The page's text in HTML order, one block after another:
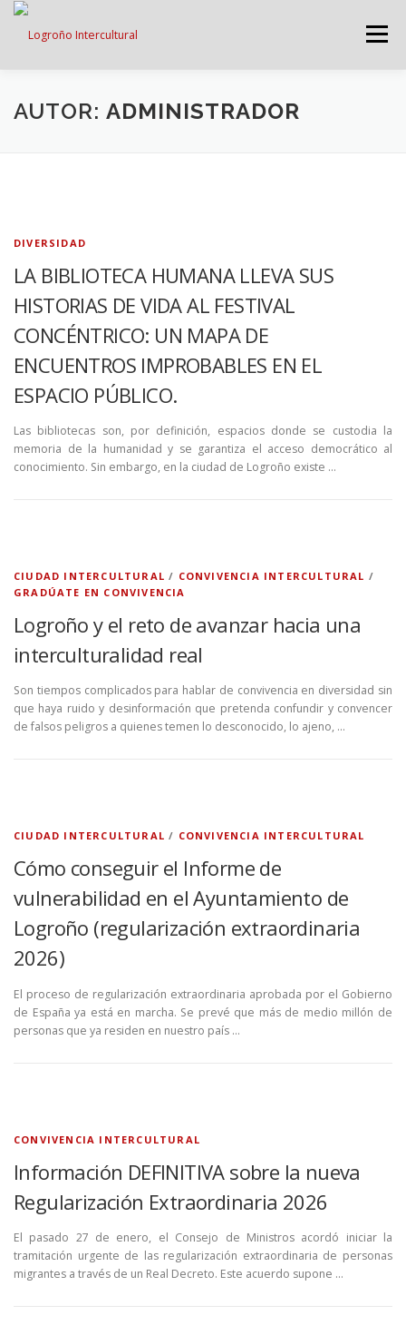
Saltar
Menú
LOGROÑO INTERCULTURAL
GRADÚATE EN CONVIVENCIA
RECURSOS PUNTO DE ACOGIDA
AUTOR: ADMINISTRADOR
DIVERSIDAD
LA BIBLIOTECA HUMANA LLEVA SUS
HISTORIAS DE VIDA AL FESTIVAL
CONCÉNTRICO: UN MAPA DE
ENCUENTROS IMPROBABLES EN EL
ESPACIO PÚBLICO.
Las bibliotecas son, por definición, espacios donde se custodia la
memoria de la humanidad y se garantiza el acceso democrático al
conocimiento. Sin embargo, en la ciudad de Logroño existe …
CIUDAD INTERCULTURAL / CONVIVENCIA INTERCULTURAL /
GRADÚATE EN CONVIVENCIA
Logroño y el reto de avanzar hacia una
interculturalidad real
Son tiempos complicados para hablar de convivencia en diversidad sin
que haya ruido y desinformación que pretenda confundir y convencer
de falsos peligros a quienes temen lo desconocido, lo ajeno, …
CIUDAD INTERCULTURAL / CONVIVENCIA INTERCULTURAL
Cómo conseguir el Informe de
vulnerabilidad en el Ayuntamiento de
Logroño (regularización extraordinaria
2026)
El proceso de regularización extraordinaria aprobada por el Gobierno
de España ya está en marcha. Se prevé que más de medio millón de
personas que ya residen en nuestro país …
CONVIVENCIA INTERCULTURAL
Información DEFINITIVA sobre la nueva
Regularización Extraordinaria 2026
El pasado 27 de enero, el Consejo de Ministros acordó iniciar la
tramitación urgente de las regularización extraordinaria de personas
migrantes a través de un Real Decreto. Este acuerdo supone …